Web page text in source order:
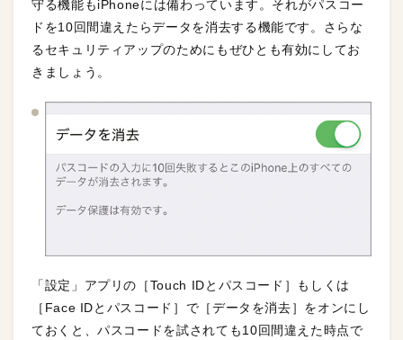
守る機能もiPhoneには備わっています。それがパスコー
ドを10回間違えたらデータを消去する機能です。さらな
るセキュリティアップのためにもぜひとも有効にしてお
きましょう。
「設定」アプリの［Touch IDとパスコード］もしくは
［Face IDとパスコード］で［データを消去］をオンにし
ておくと、パスコードを試されても10回間違えた時点で